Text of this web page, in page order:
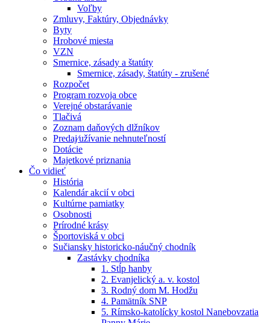
Voľby
Zmluvy, Faktúry, Objednávky
Byty
Hrobové miesta
VZN
Smernice, zásady a štatúty
Smernice, zásady, štatúty - zrušené
Rozpočet
Program rozvoja obce
Verejné obstarávanie
Tlačivá
Zoznam daňových dlžníkov
Predaj⁄užívanie nehnuteľností
Dotácie
Majetkové priznania
Čo vidieť
História
Kalendár akcií v obci
Kultúrne pamiatky
Osobnosti
Prírodné krásy
Športoviská v obci
Sučiansky historicko-náučný chodník
Zastávky chodníka
1. Stĺp hanby
2. Evanjelický a. v. kostol
3. Rodný dom M. Hodžu
4. Pamätník SNP
5. Rímsko-katolícky kostol Nanebovzatia